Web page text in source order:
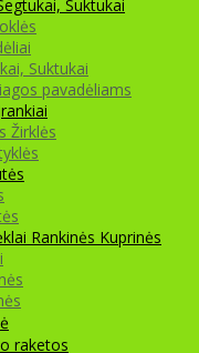
Suktukai
Suktukai
pavadėliams
Žirklės
Rankinės Kuprinės
raketos